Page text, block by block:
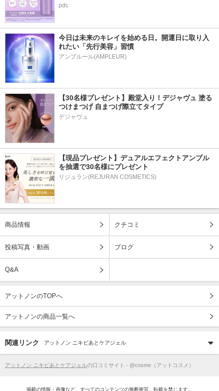
pdc
今日は未来のキレイを始める日。開運日に取り入
れたい「先行美容」習慣
アンプルール(AMPLEUR)
【30名様プレゼント】殿堂入り！デジャヴュ 塗る
つけまつげ 自まつげ際立てタイプ
デジャヴュ
【現品プレゼント】デュアルエフェクトアンプル
を抽選で30名様にプレゼント
リジュラン(REJURAN COSMETICS)
商品情報 クチコミ
投稿写真・動画 ブログ
Q&A
アットノンのTOPへ
アットノンの商品一覧へ
関連リンク アットノン ニキビあとケアジェル
アットノン ニキビあとケアジェルの口コミサイト - @cosme（アットコスメ）
掲載の情報・画像など、すべてのコンテンツの無断複写、転載を禁じます。